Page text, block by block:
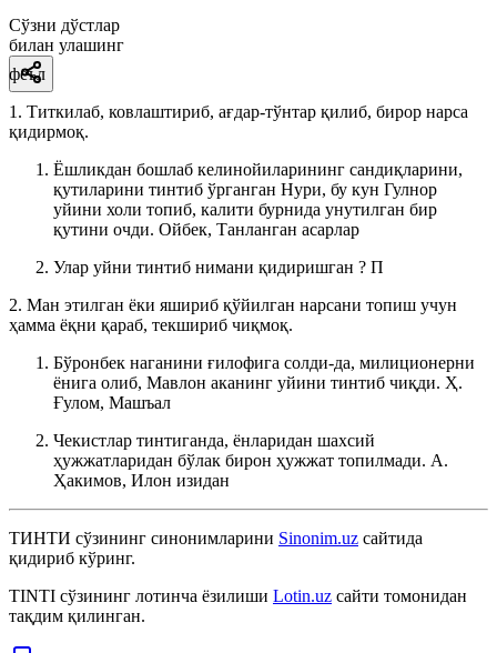
Сўзни дўстлар
билан улашинг
феъл
1. Титкилаб, ковлаштириб, ағдар-тўнтар қилиб, бирор нарса
қидирмоқ.
Ёшликдан бошлаб келинойиларининг сандиқларини,
қутиларини тинтиб ўрганган Нури, бу кун Гулнор
уйини холи топиб, калити бурнида унутилган бир
қутини очди. Ойбек, Танланган асарлар
Улар уйни тинтиб нимани қидиришган ? П
2. Ман этилган ёки яшириб қўйилган нарсани топиш учун
ҳамма ёқни қараб, текшириб чиқмоқ.
Бўронбек наганини ғилофига солди-да, милиционерни
ёнига олиб, Мавлон аканинг уйини тинтиб чиқди. Ҳ.
Ғулом, Машъал
Чекистлар тинтиганда, ёнларидан шахсий
ҳужжатларидан бўлак бирон ҳужжат топилмади. А.
Ҳакимов, Илон изидан
ТИНТИ сўзининг синонимларини Sinonim.uz сайтида
қидириб кўринг.
TINTI сўзининг лотинча ёзилиши Lotin.uz сайти томонидан
тақдим қилинган.